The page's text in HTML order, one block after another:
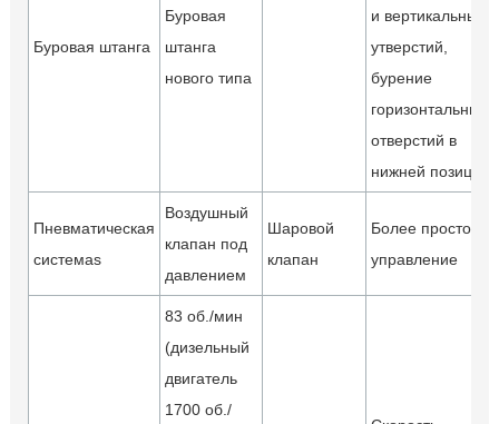
Буровая штанга
Буровая
штанга
нового типа
и вертикальных
утверстий,
бурение
горизонтальных
отверстий в
нижней позиции
Пневматическая
системаs
Воздушный
клапан под
давлением
Шаровой
клапан
Более простое
управление
83 об./мин
(дизельный
двигатель
1700 об./